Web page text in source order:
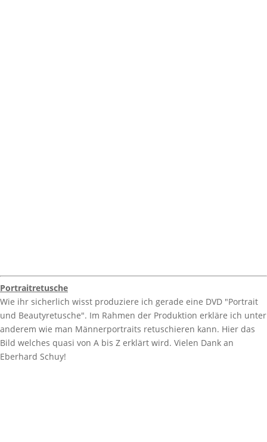
Portraitretusche
Wie ihr sicherlich wisst produziere ich gerade eine DVD "Portrait
und Beautyretusche". Im Rahmen der Produktion erkläre ich unter
anderem wie man Männerportraits retuschieren kann. Hier das
Bild welches quasi von A bis Z erklärt wird. Vielen Dank an
Eberhard Schuy!